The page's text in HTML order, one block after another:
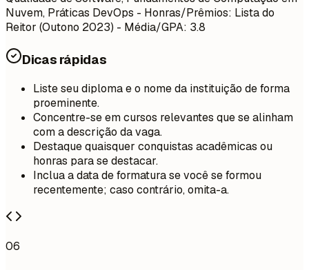
Nuvem, Práticas DevOps - Honras/Prêmios: Lista do
Reitor (Outono 2023) - Média/GPA: 3.8
Dicas rápidas
Liste seu diploma e o nome da instituição de forma
proeminente.
Concentre-se em cursos relevantes que se alinham
com a descrição da vaga.
Destaque quaisquer conquistas acadêmicas ou
honras para se destacar.
Inclua a data de formatura se você se formou
recentemente; caso contrário, omita-a.
06